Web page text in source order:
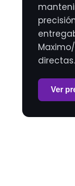
directas.
Ver